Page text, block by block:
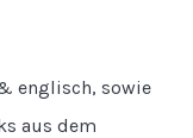
englisch, sowie
aus dem